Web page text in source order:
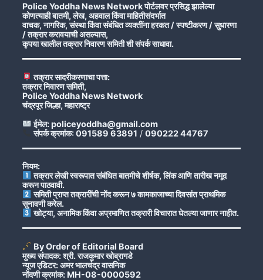
Police Yoddha News Network पोर्टलवर प्रसिद्ध झालेल्या
कोणत्याही बातमी, लेख, अहवाल किंवा माहितीसंदर्भात
वाचक, नागरिक, संस्था किंवा संबंधित व्यक्तींना हरकत / स्पष्टीकरण / सुधारणा
/ तक्रार करावयाची असल्यास,
कृपया खालील तक्रार निवारण समिती शी संपर्क साधावा.
तक्रार सादरीकरणाचा पत्ता:
तक्रार निवारण समिती,
Police Yoddha News Network
चंद्रपूर जिल्हा, महाराष्ट्र
ईमेल: policeyoddha@gmail.com
संपर्क क्रमांक: 091589 63891 / 090222 44767
नियम:
तक्रार लेखी स्वरूपात संबंधित बातमीचे शीर्षक, लिंक आणि तारीख नमूद
करून पाठवावी.
समिती प्राप्त तक्रारींची नोंद करून ७ कामकाजाच्या दिवसांत प्राथमिक
सुनावणी करेल.
खोट्या, अनामिक किंवा अप्रमाणित तक्रारी विचारात घेतल्या जाणार नाहीत.
By Order of Editorial Board
मुख्य संपादक: श्री. राजकुमार खोब्रागडे
न्यूज एडिटर: अमर भालचंद्र वासनिक
नोंदणी क्रमांक: MH-08-0000592